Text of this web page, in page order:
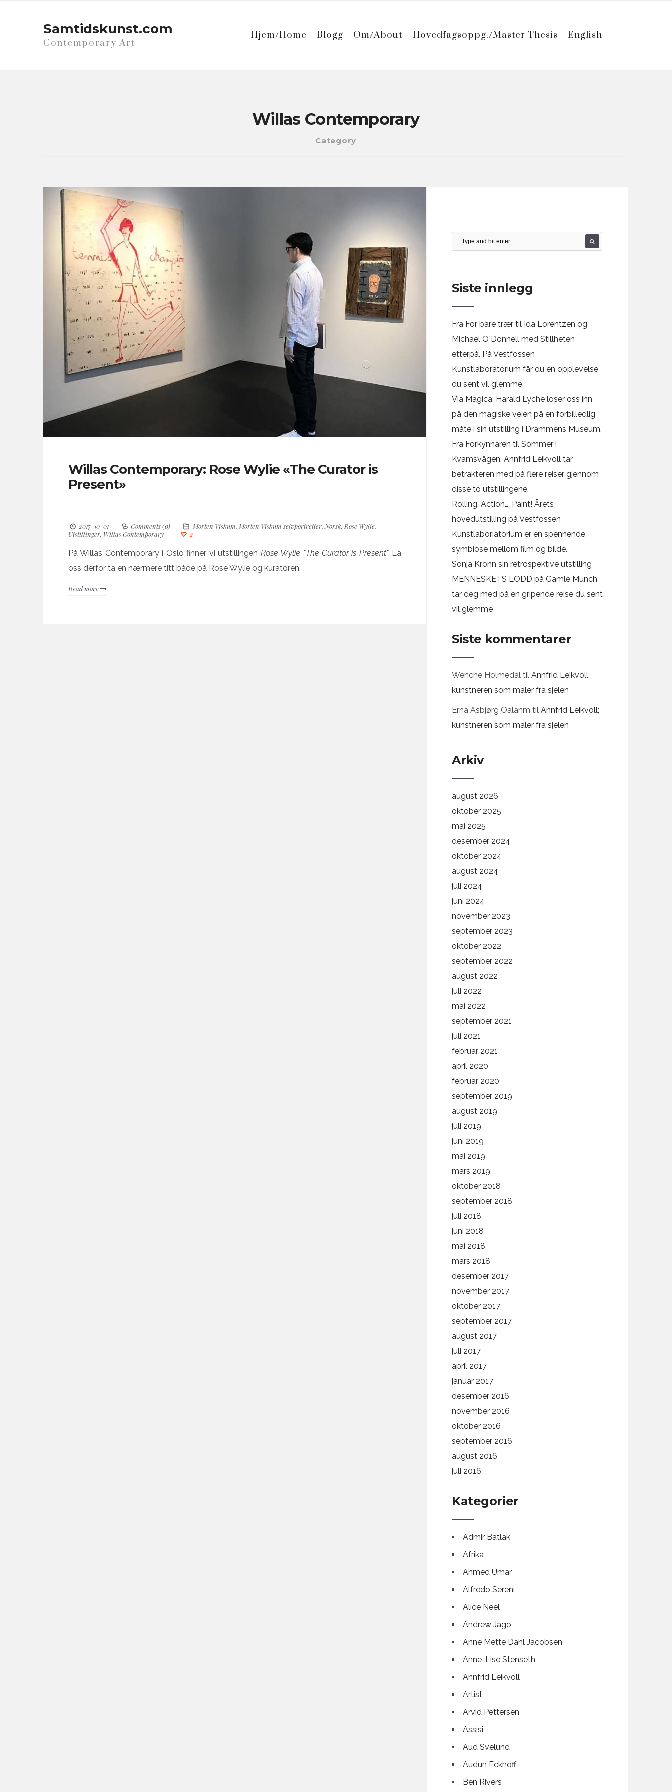
Samtidskunst.com
Contemporary Art
Hjem/Home Blogg Om/About Hovedfagsoppg./Master Thesis English
Willas Contemporary
Category
Willas Contemporary: Rose Wylie «The Curator is
Present»
2017-10-01 Comments (0) Morten Viskum, Morten Viskum selvportretter, Norsk, Rose Wylie,
Utstillinger, Willas Contemporary 2
På Willas Contemporary i Oslo finner vi utstillingen Rose Wylie "The Curator is Present". La
oss derfor ta en nærmere titt både på Rose Wylie og kuratoren.
Read more
Siste innlegg
Fra For bare trær til Ida Lorentzen og
Michael O`Donnell med Stillheten
etterpå. På Vestfossen
Kunstlaboratorium får du en opplevelse
du sent vil glemme.
Via Magica; Harald Lyche loser oss inn
på den magiske veien på en forbilledlig
måte i sin utstilling i Drammens Museum.
Fra Forkynnaren til Sommer i
Kvamsvågen; Annfrid Leikvoll tar
betrakteren med på flere reiser gjennom
disse to utstillingene.
Rolling, Action…. Paint! Årets
hovedutstilling på Vestfossen
Kunstlaboriatorium er en spennende
symbiose mellom film og bilde.
Sonja Krohn sin retrospektive utstilling
MENNESKETS LODD på Gamle Munch
tar deg med på en gripende reise du sent
vil glemme
Siste kommentarer
Wenche Holmedal tilAnnfrid Leikvoll;
kunstneren som maler fra sjelen
Erna Asbjørg Oalanm tilAnnfrid Leikvoll;
kunstneren som maler fra sjelen
Arkiv
august 2026
oktober 2025
mai 2025
desember 2024
oktober 2024
august 2024
juli 2024
juni 2024
november 2023
september 2023
oktober 2022
september 2022
august 2022
juli 2022
mai 2022
september 2021
juli 2021
februar 2021
april 2020
februar 2020
september 2019
august 2019
juli 2019
juni 2019
mai 2019
mars 2019
oktober 2018
september 2018
juli 2018
juni 2018
mai 2018
mars 2018
desember 2017
november 2017
oktober 2017
september 2017
august 2017
juli 2017
april 2017
januar 2017
desember 2016
november 2016
oktober 2016
september 2016
august 2016
juli 2016
Kategorier
Admir Batlak
Afrika
Ahmed Umar
Alfredo Sereni
Alice Neel
Andrew Jago
Anne Mette Dahl Jacobsen
Anne-Lise Stenseth
Annfrid Leikvoll
Artist
Arvid Pettersen
Assisi
Aud Svelund
Audun Eckhoff
Ben Rivers